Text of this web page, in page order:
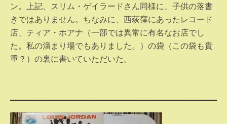
ン。上記、スリム・ゲイラードさん同様に、子供の落書
きではありません。ちなみに、西荻窪にあったレコード
店、ティア・ホアナ（一部では異常に有名なお店でし
た。私の溜まり場でもありました。）の袋（この袋も貴
重？）の裏に書いていただいた。